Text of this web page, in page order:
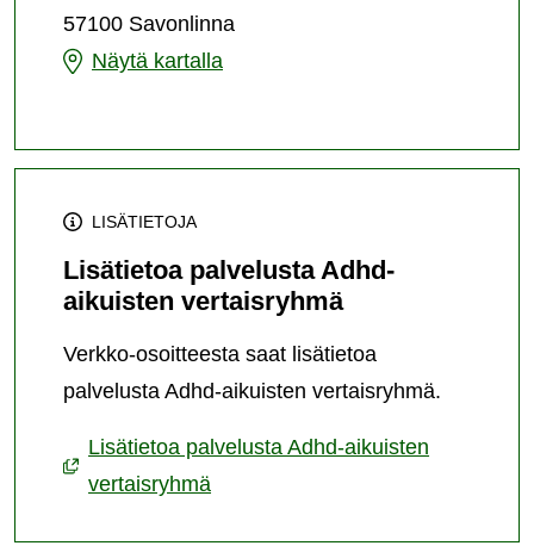
-
palvelun
57100 Savonlinna
Näytä kartalla
Adhd-
-
palvelun
LISÄTIETOJA
Lisätietoa palvelusta Adhd-
aikuisten vertaisryhmä
Verkko-osoitteesta saat lisätietoa
palvelusta Adhd-aikuisten vertaisryhmä.
Lisätietoa palvelusta Adhd-aikuisten
vertaisryhmä